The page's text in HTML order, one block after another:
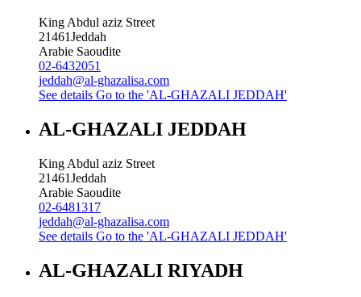
King Abdul aziz Street
21461Jeddah
Arabie Saoudite
02-6432051
jeddah@al-ghazalisa.com
See details Go to the 'AL-GHAZALI JEDDAH'
AL-GHAZALI JEDDAH
King Abdul aziz Street
21461Jeddah
Arabie Saoudite
02-6481317
jeddah@al-ghazalisa.com
See details Go to the 'AL-GHAZALI JEDDAH'
AL-GHAZALI RIYADH